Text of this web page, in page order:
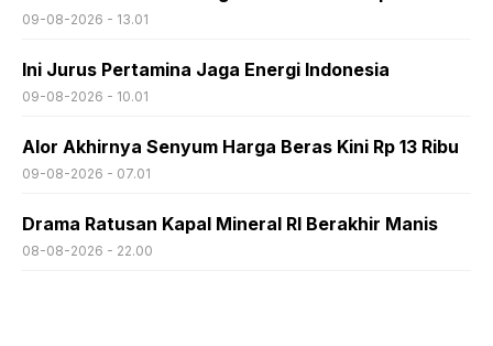
09-08-2026 - 13.01
Ini Jurus Pertamina Jaga Energi Indonesia
09-08-2026 - 10.01
Alor Akhirnya Senyum Harga Beras Kini Rp 13 Ribu
09-08-2026 - 07.01
Drama Ratusan Kapal Mineral RI Berakhir Manis
08-08-2026 - 22.00